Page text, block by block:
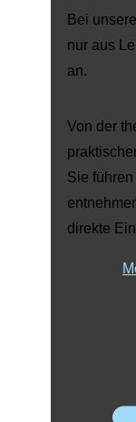
Bei
nur aus
an.
Von der
Sie
direkte